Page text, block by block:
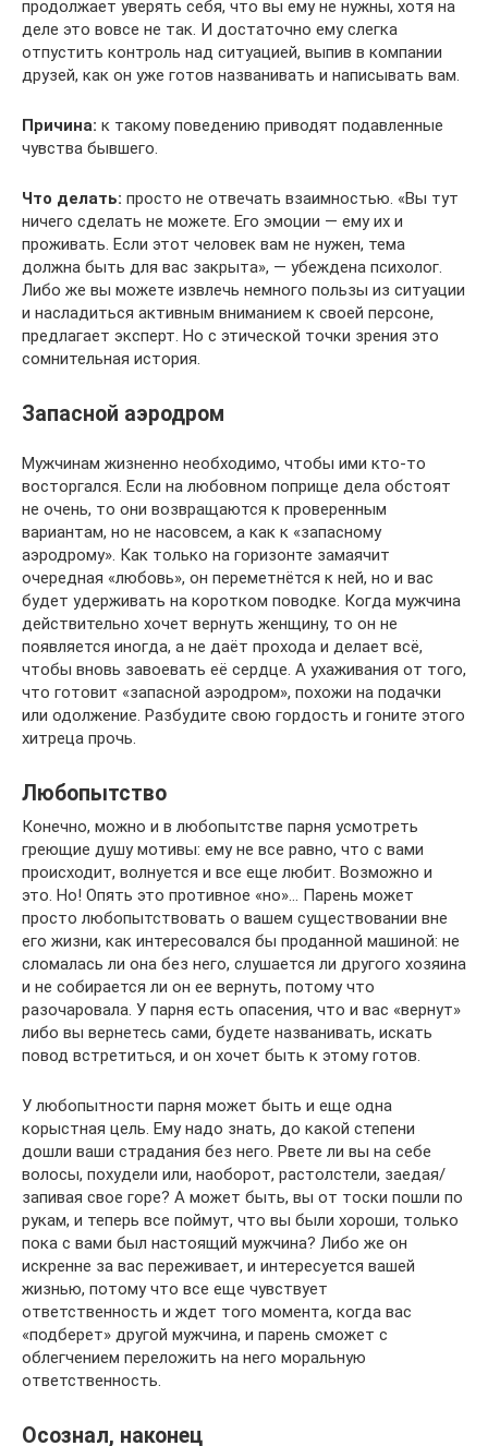
продолжает уверять себя, что вы ему не нужны, хотя на
деле это вовсе не так. И достаточно ему слегка
отпустить контроль над ситуацией, выпив в компании
друзей, как он уже готов названивать и написывать вам.
Причина: к такому поведению приводят подавленные
чувства бывшего.
Что делать: просто не отвечать взаимностью. «Вы тут
ничего сделать не можете. Его эмоции — ему их и
проживать. Если этот человек вам не нужен, тема
должна быть для вас закрыта», — убеждена психолог.
Либо же вы можете извлечь немного пользы из ситуации
и насладиться активным вниманием к своей персоне,
предлагает эксперт. Но с этической точки зрения это
сомнительная история.
Запасной аэродром
Мужчинам жизненно необходимо, чтобы ими кто-то
восторгался. Если на любовном поприще дела обстоят
не очень, то они возвращаются к проверенным
вариантам, но не насовсем, а как к «запасному
аэродрому». Как только на горизонте замаячит
очередная «любовь», он переметнётся к ней, но и вас
будет удерживать на коротком поводке. Когда мужчина
действительно хочет вернуть женщину, то он не
появляется иногда, а не даёт прохода и делает всё,
чтобы вновь завоевать её сердце. А ухаживания от того,
что готовит «запасной аэродром», похожи на подачки
или одолжение. Разбудите свою гордость и гоните этого
хитреца прочь.
Любопытство
Конечно, можно и в любопытстве парня усмотреть
греющие душу мотивы: ему не все равно, что с вами
происходит, волнуется и все еще любит. Возможно и
это. Но! Опять это противное «но»… Парень может
просто любопытствовать о вашем существовании вне
его жизни, как интересовался бы проданной машиной: не
сломалась ли она без него, слушается ли другого хозяина
и не собирается ли он ее вернуть, потому что
разочаровала. У парня есть опасения, что и вас «вернут»
либо вы вернетесь сами, будете названивать, искать
повод встретиться, и он хочет быть к этому готов.
У любопытности парня может быть и еще одна
корыстная цель. Ему надо знать, до какой степени
дошли ваши страдания без него. Рвете ли вы на себе
волосы, похудели или, наоборот, растолстели, заедая/
запивая свое горе? А может быть, вы от тоски пошли по
рукам, и теперь все поймут, что вы были хороши, только
пока с вами был настоящий мужчина? Либо же он
искренне за вас переживает, и интересуется вашей
жизнью, потому что все еще чувствует
ответственность и ждет того момента, когда вас
«подберет» другой мужчина, и парень сможет с
облегчением переложить на него моральную
ответственность.
Осознал, наконец